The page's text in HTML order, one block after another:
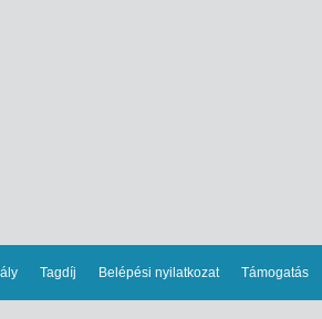
Tagdíj Belépési nyilatkozat Támogatás